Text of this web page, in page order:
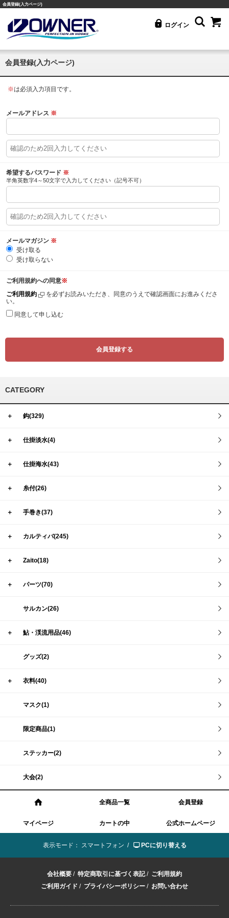
会員登録(入力ページ)
ログイン
会員登録(入力ページ)
※は必須入力項目です。
メールアドレス ※
希望するパスワード ※
半角英数字4～50文字で入力してください（記号不可）
メールマガジン ※
受け取る
受け取らない
ご利用規約への同意※
ご利用規約
を必ずお読みいただき、同意のうえで確認画面にお進みくださ
い。
同意して申し込む
CATEGORY
＋ 鈎(329)
＋ 仕掛淡水(4)
＋ 仕掛海水(43)
＋ 糸付(26)
＋ 手巻き(37)
＋ カルティバ(245)
＋ Zaito(18)
＋ パーツ(70)
サルカン(26)
＋ 鮎・渓流用品(46)
グッズ(2)
＋ 衣料(40)
マスク(1)
限定商品(1)
ステッカー(2)
大会(2)
全商品一覧 会員登録
マイページ カートの中 公式ホームページ
表示モード： スマートフォン / PCに切り替える
会社概要 / 特定商取引に基づく表記/ ご利用規約
ご利用ガイド / プライバシーポリシー / お問い合わせ